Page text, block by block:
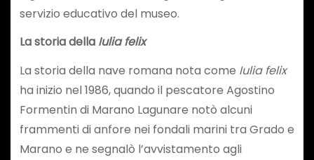
servizio educativo del museo.
La storia della Iulia felix
La storia della nave romana nota come Iulia felix
ha inizio nel 1986, quando il pescatore Agostino
Formentin di Marano Lagunare notò alcuni
frammenti di anfore nei fondali marini tra Grado e
Marano e ne segnalò l’avvistamento agli